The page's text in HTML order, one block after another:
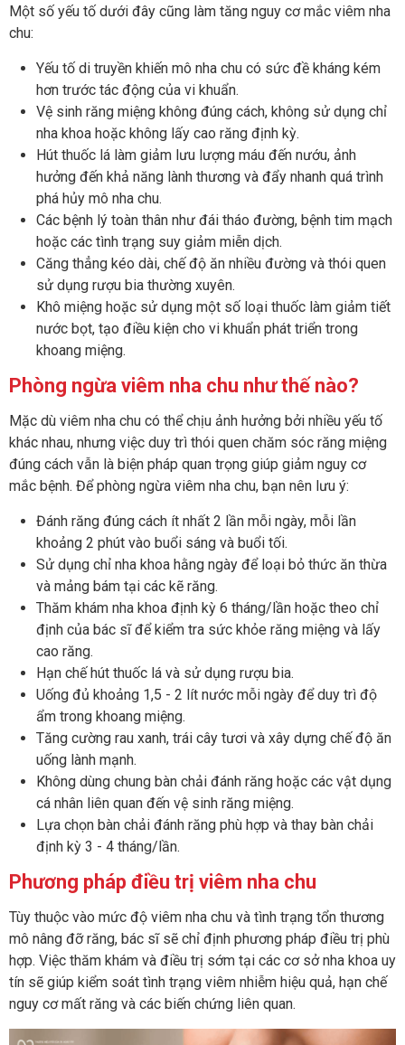
Một số yếu tố dưới đây cũng làm tăng nguy cơ mắc viêm nha
chu:
Yếu tố di truyền khiến mô nha chu có sức đề kháng kém
hơn trước tác động của vi khuẩn.
Vệ sinh răng miệng không đúng cách, không sử dụng chỉ
nha khoa hoặc không lấy cao răng định kỳ.
Hút thuốc lá làm giảm lưu lượng máu đến nướu, ảnh
hưởng đến khả năng lành thương và đẩy nhanh quá trình
phá hủy mô nha chu.
Các bệnh lý toàn thân như đái tháo đường, bệnh tim mạch
hoặc các tình trạng suy giảm miễn dịch.
Căng thẳng kéo dài, chế độ ăn nhiều đường và thói quen
sử dụng rượu bia thường xuyên.
Khô miệng hoặc sử dụng một số loại thuốc làm giảm tiết
nước bọt, tạo điều kiện cho vi khuẩn phát triển trong
khoang miệng.
Phòng ngừa viêm nha chu như thế nào?
Mặc dù viêm nha chu có thể chịu ảnh hưởng bởi nhiều yếu tố
khác nhau, nhưng việc duy trì thói quen chăm sóc răng miệng
đúng cách vẫn là biện pháp quan trọng giúp giảm nguy cơ
mắc bệnh. Để phòng ngừa viêm nha chu, bạn nên lưu ý:
Đánh răng đúng cách ít nhất 2 lần mỗi ngày, mỗi lần
khoảng 2 phút vào buổi sáng và buổi tối.
Sử dụng chỉ nha khoa hằng ngày để loại bỏ thức ăn thừa
và mảng bám tại các kẽ răng.
Thăm khám nha khoa định kỳ 6 tháng/lần hoặc theo chỉ
định của bác sĩ để kiểm tra sức khỏe răng miệng và lấy
cao răng.
Hạn chế hút thuốc lá và sử dụng rượu bia.
Uống đủ khoảng 1,5 - 2 lít nước mỗi ngày để duy trì độ
ẩm trong khoang miệng.
Tăng cường rau xanh, trái cây tươi và xây dựng chế độ ăn
uống lành mạnh.
Không dùng chung bàn chải đánh răng hoặc các vật dụng
cá nhân liên quan đến vệ sinh răng miệng.
Lựa chọn bàn chải đánh răng phù hợp và thay bàn chải
định kỳ 3 - 4 tháng/lần.
Phương pháp điều trị viêm nha chu
Tùy thuộc vào mức độ viêm nha chu và tình trạng tổn thương
mô nâng đỡ răng, bác sĩ sẽ chỉ định phương pháp điều trị phù
hợp. Việc thăm khám và điều trị sớm tại các cơ sở nha khoa uy
tín sẽ giúp kiểm soát tình trạng viêm nhiễm hiệu quả, hạn chế
nguy cơ mất răng và các biến chứng liên quan.